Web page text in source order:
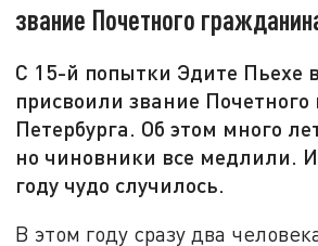
звание Почетного
С 15-й попытки Эдите Пьехе
присвоили звание
Петербурга. Об этом много
но чиновники все медлили.
году чудо случилось.
В этом году сразу два